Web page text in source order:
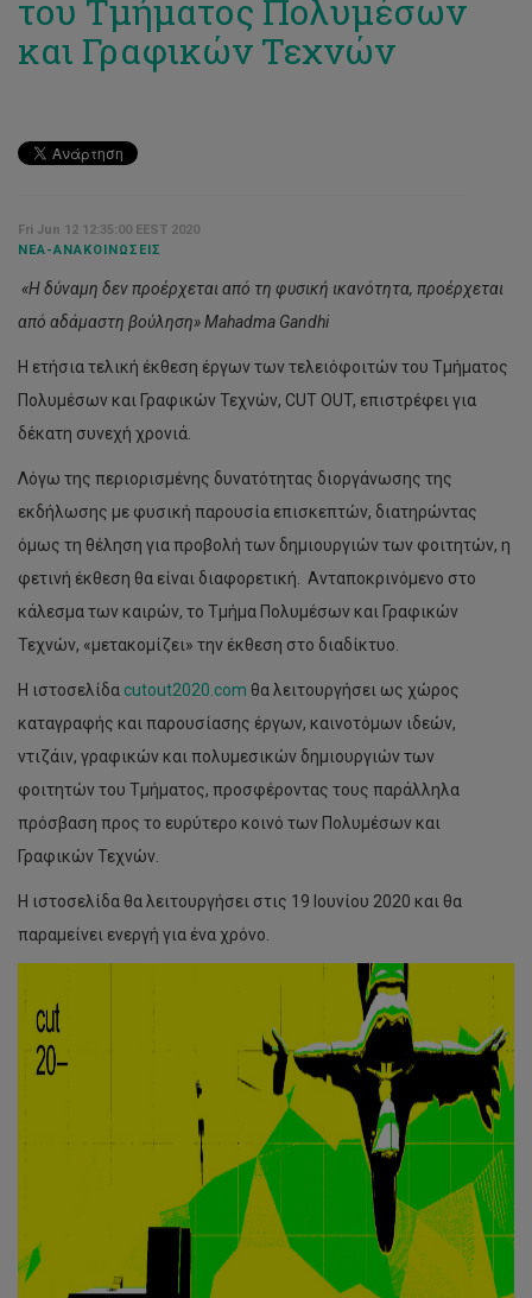
του Τμήματος Πολυμέσων
και Γραφικών Τεχνών
Fri Jun 12 12:35:00 EEST 2020
ΝΈΑ-ΑΝΑΚΟΙΝΏΣΕΙΣ
«Η δύναμη δεν προέρχεται από τη φυσική ικανότητα, προέρχεται
από αδάμαστη βούληση»Mahadma Gandhi
Η ετήσια τελική έκθεση έργων των τελειόφοιτών του Τμήματος
Πολυμέσων και Γραφικών Τεχνών, CUT OUT, επιστρέφει για
δέκατη συνεχή χρονιά.
Λόγω της περιορισμένης δυνατότητας διοργάνωσης της
εκδήλωσης με φυσική παρουσία επισκεπτών, διατηρώντας
όμως τη θέληση για προβολή των δημιουργιών των φοιτητών, η
φετινή έκθεση θα είναι διαφορετική. Ανταποκρινόμενο στο
κάλεσμα των καιρών, το Τμήμα Πολυμέσων και Γραφικών
Τεχνών, «μετακομίζει» την έκθεση στο διαδίκτυο.
Η ιστοσελίδα cutout2020.com θα λειτουργήσει ως χώρος
καταγραφής και παρουσίασης έργων, καινοτόμων ιδεών,
ντιζάιν, γραφικών και πολυμεσικών δημιουργιών των
φοιτητών του Τμήματος, προσφέροντας τους παράλληλα
πρόσβαση προς το ευρύτερο κοινό των Πολυμέσων και
Γραφικών Τεχνών.
H ιστοσελίδα θα λειτουργήσει στις 19 Ιουνίου 2020 και θα
παραμείνει ενεργή για ένα χρόνο.